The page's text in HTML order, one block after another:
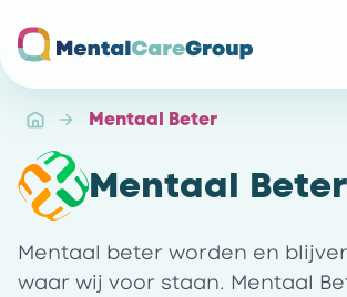
Mentaal Beter
Mentaal beter worden en
waar wij voor staan. Mentaal
Mentaal Beter